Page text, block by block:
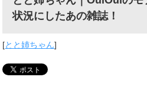
状況にしたあの雑誌！
[とと姉ちゃん]